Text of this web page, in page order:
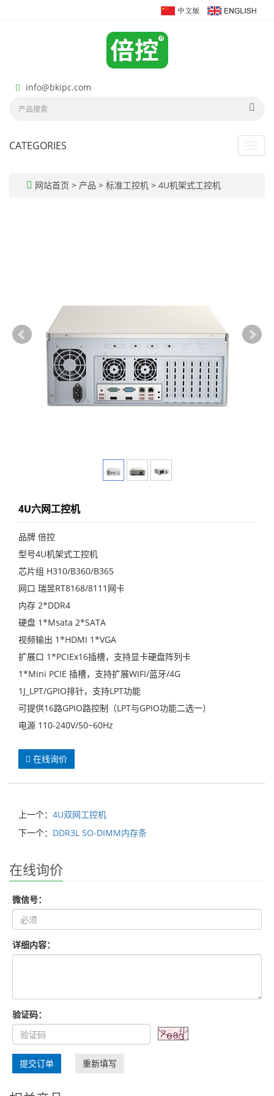
info@bkipc.com
CATEGORIES
网站首页 > 产品 > 标准工控机 > 4U机架式工控机
4U六网工控机
品牌 倍控
型号4U机架式工控机
芯片组 H310/B360/B365
网口 瑞昱RT8168/8111网卡
内存 2*DDR4
硬盘 1*Msata 2*SATA
视频输出 1*HDMI 1*VGA
扩展口 1*PCIEx16插槽，支持显卡硬盘阵列卡
1*Mini PCIE 插槽，支持扩展WIFI/蓝牙/4G
1J_LPT/GPIO排针，支持LPT功能
可提供16路GPIO路控制（LPT与GPIO功能二选一）
电源 110-240V/50~60Hz
在线询价
上一个： 4U双网工控机
下一个： DDR3L SO-DIMM内存条
在线询价
微信号：
详细内容：
验证码：
提交订单 重新填写